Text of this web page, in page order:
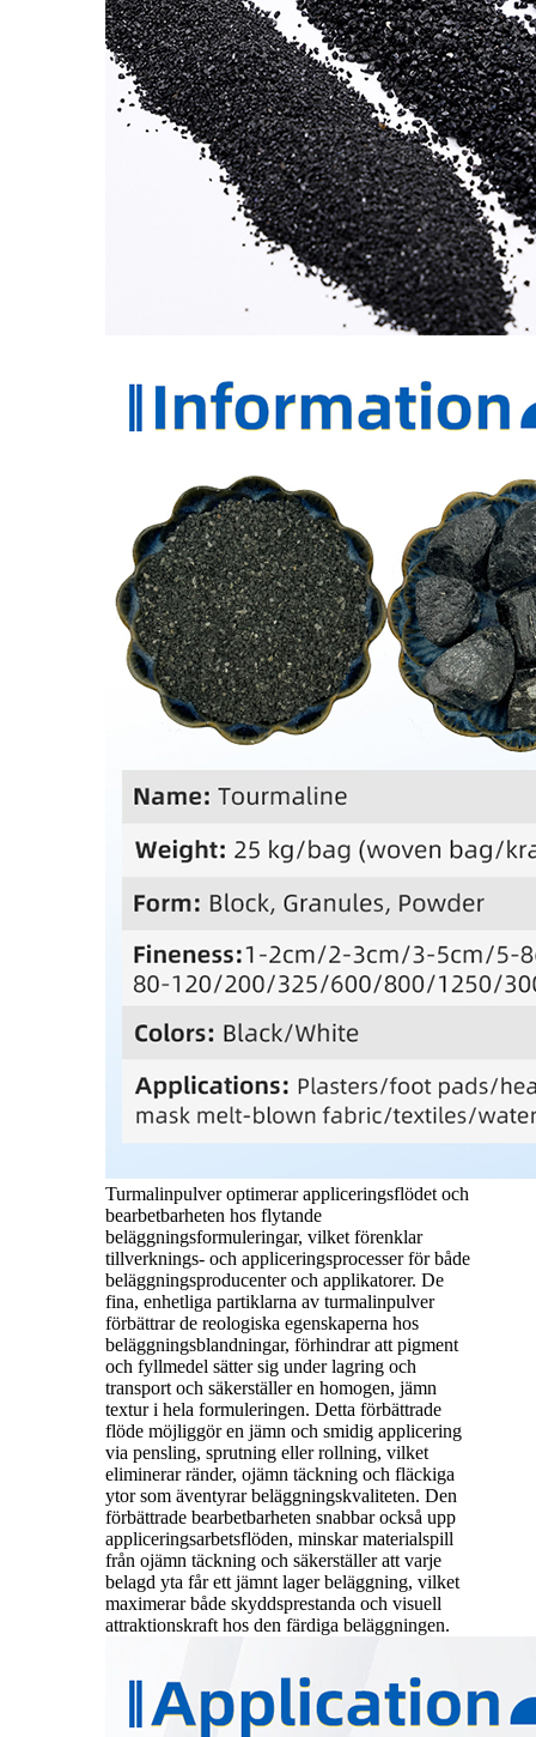
Turmalinpulver optimerar appliceringsflödet och
bearbetbarheten hos flytande
beläggningsformuleringar, vilket förenklar
tillverknings- och appliceringsprocesser för både
beläggningsproducenter och applikatorer. De
fina, enhetliga partiklarna av turmalinpulver
förbättrar de reologiska egenskaperna hos
beläggningsblandningar, förhindrar att pigment
och fyllmedel sätter sig under lagring och
transport och säkerställer en homogen, jämn
textur i hela formuleringen. Detta förbättrade
flöde möjliggör en jämn och smidig applicering
via pensling, sprutning eller rollning, vilket
eliminerar ränder, ojämn täckning och fläckiga
ytor som äventyrar beläggningskvaliteten. Den
förbättrade bearbetbarheten snabbar också upp
appliceringsarbetsflöden, minskar materialspill
från ojämn täckning och säkerställer att varje
belagd yta får ett jämnt lager beläggning, vilket
maximerar både skyddsprestanda och visuell
attraktionskraft hos den färdiga beläggningen.